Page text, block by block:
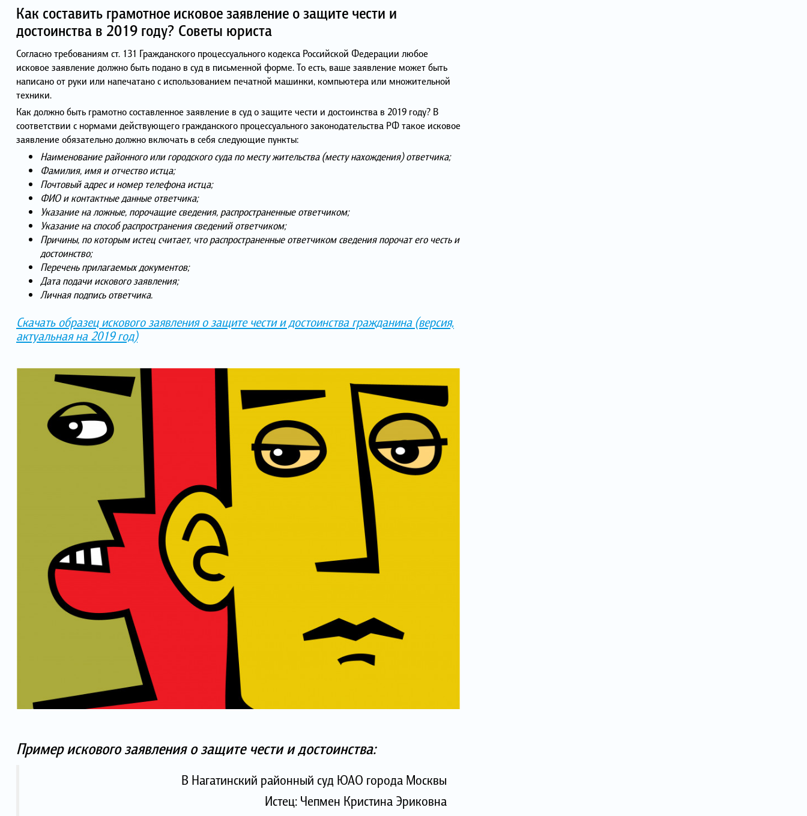
Как составить грамотное исковое заявление о защите чести и
достоинства в 2019 году? Советы юриста
Согласно требованиям ст. 131 Гражданского процессуального кодекса Российской Федерации любое
исковое заявление должно быть подано в суд в письменной форме. То есть, ваше заявление может быть
написано от руки или напечатано с использованием печатной машинки, компьютера или множительной
техники.
Как должно быть грамотно составленное заявление в суд о защите чести и достоинства в 2019 году? В
соответствии с нормами действующего гражданского процессуального законодательства РФ такое исковое
заявление обязательно должно включать в себя следующие пункты:
Наименование районного или городского суда по месту жительства (месту нахождения) ответчика;
Фамилия, имя и отчество истца;
Почтовый адрес и номер телефона истца;
ФИО и контактные данные ответчика;
Указание на ложные, порочащие сведения, распространенные ответчиком;
Указание на способ распространения сведений ответчиком;
Причины, по которым истец считает, что распространенные ответчиком сведения порочат его честь и
достоинство;
Перечень прилагаемых документов;
Дата подачи искового заявления;
Личная подпись ответчика.
Скачать образец искового заявления о защите чести и достоинства гражданина (версия,
актуальная на 2019 год)
Пример искового заявления о защите чести и достоинства:
В Нагатинский районный суд ЮАО города Москвы
Истец: Чепмен Кристина Эриковна